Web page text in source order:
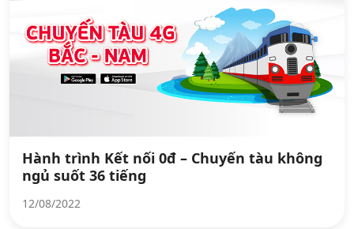
Hành trình Kết nối 0đ – Chuyến tàu không
ngủ suốt 36 tiếng
12/08/2022